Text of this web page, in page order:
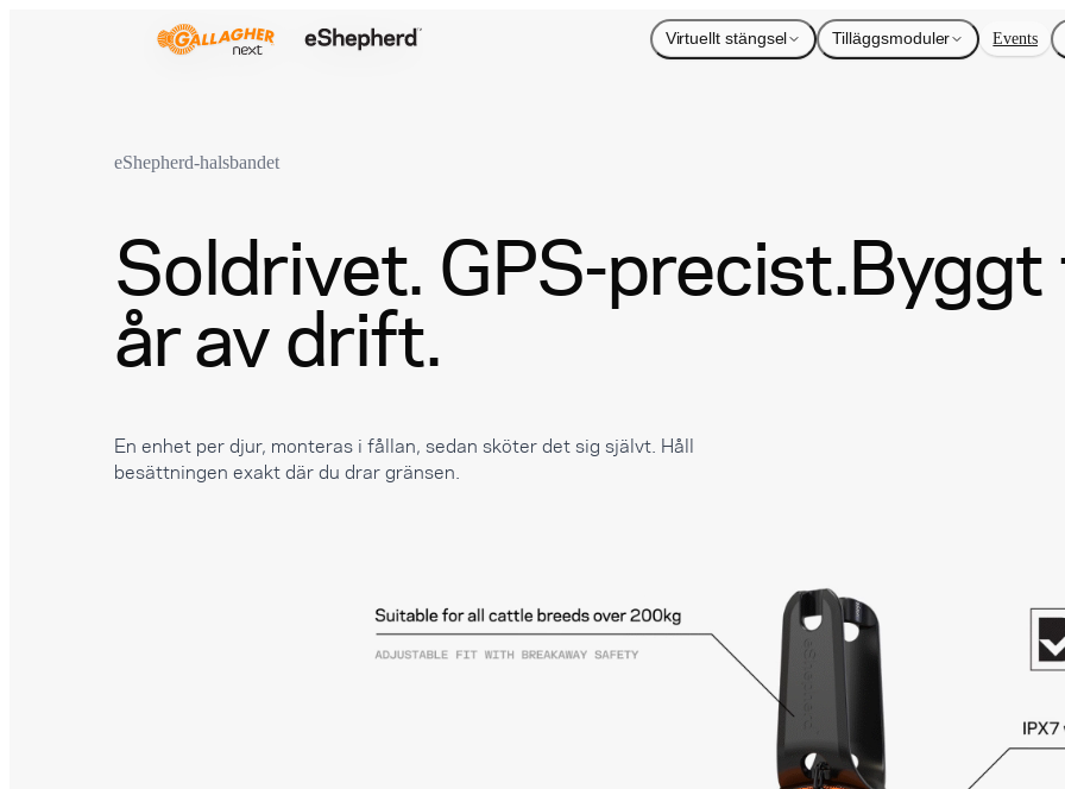
Virtuellt stängsel Tilläggsmoduler Events
eShepherd-halsbandet
Soldrivet. GPS-precist.
år av drift.
En enhet per djur, monteras i fållan, sedan sköter det sig självt. Håll
besättningen exakt där du drar gränsen.